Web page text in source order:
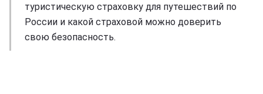
туристическую страховку для путешествий по
России и какой страховой можно доверить
свою безопасность.